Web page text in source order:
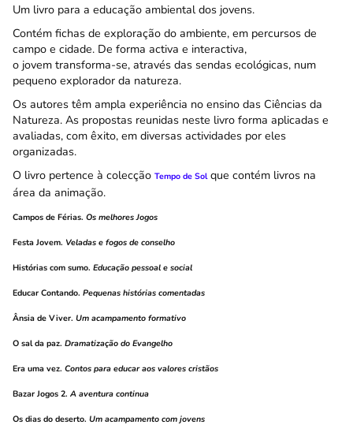
Um livro para a educação ambiental dos jovens.
Contém fichas de exploração do ambiente, em percursos de
campo e cidade. De forma activa e interactiva,
o jovem transforma-se, através das sendas ecológicas, num
pequeno explorador da natureza.
Os autores têm ampla experiência no ensino das Ciências da
Natureza. As propostas reunidas neste livro forma aplicadas e
avaliadas, com êxito, em diversas actividades por eles
organizadas.
O livro pertence à colecção Tempo de Solque contém livros na
área da animação.
Campos de Férias. Os melhores Jogos
Festa Jovem. Veladas e fogos de conselho
Histórias com sumo. Educação pessoal e social
Educar Contando. Pequenas histórias comentadas
Ânsia de Viver. Um acampamento formativo
O sal da paz. Dramatização do Evangelho
Era uma vez. Contos para educar aos valores cristãos
Bazar Jogos 2. A aventura continua
Os dias do deserto. Um acampamento com jovens